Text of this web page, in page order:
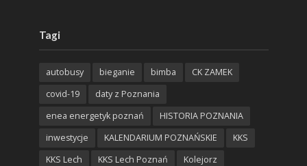
Tagi
autobusy bieganie bimba
CK ZAMEK
covid-19
daty z Poznania
enea energetyk poznań
HISTORIA POZNANIA
inwestycje
KALENDARIUM POZNAŃSKIE
KKS
KKS Lech
KKS Lech Poznań
Kolejorz